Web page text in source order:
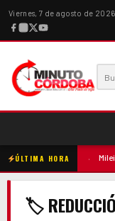
Viernes, 7 de agosto de
ÚLTIMA HORA
la madre
🏷